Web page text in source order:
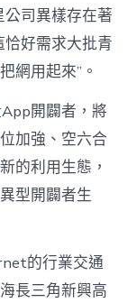
司異樣存在著
好需求大批青
網用起來”。
開闢者，將
加強、空六合
的利用生態，
型開闢者生
的行業交通
長三角新興高